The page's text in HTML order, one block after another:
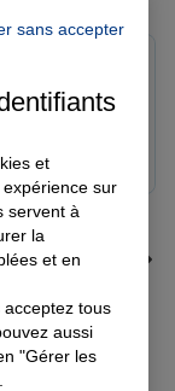
sans accepter
et
sur
servent à
la
et en
tous
aussi
"Gérer les